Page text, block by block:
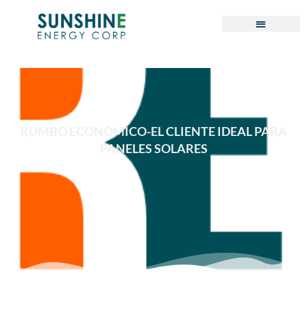
contenido
RUMBO ECONÓMICO-EL CLIENTE IDEAL PARA
PANELES SOLARES